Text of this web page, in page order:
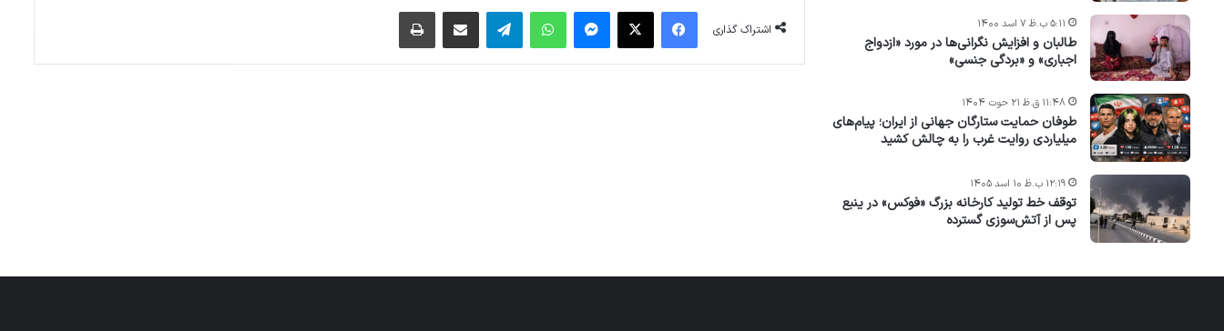
اشتراک گذاری
فیس بوک X پیام رسان واتس آپ تلگرام اشتراک گذاری از طریق ایمیل چاپ
طالبان و افزایش نگرانی‌ها در مورد «ازدواج
اجباری» و «بردگی جنسی»
۵:۱۱ ب.ظ ۷ اسد ۱۴۰۰
طوفان حمایت ستارگان جهانی از ایران؛ پیام‌های
میلیاردی روایت غرب را به چالش کشید
۱۱:۴۸ ق.ظ ۲۱ حوت ۱۴۰۴
توقف خط تولید کارخانه بزرگ «فوکس» در ینبع
پس از آتش‌سوزی گسترده
۱۲:۱۹ ب.ظ ۱۰ اسد ۱۴۰۵